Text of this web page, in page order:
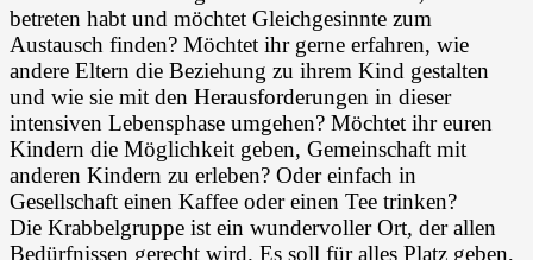
betreten habt und möchtet Gleichgesinnte zum
Austausch finden? Möchtet ihr gerne erfahren, wie
andere Eltern die Beziehung zu ihrem Kind gestalten
und wie sie mit den Herausforderungen in dieser
intensiven Lebensphase umgehen? Möchtet ihr euren
Kindern die Möglichkeit geben, Gemeinschaft mit
anderen Kindern zu erleben? Oder einfach in
Gesellschaft einen Kaffee oder einen Tee trinken?
Die Krabbelgruppe ist ein wundervoller Ort, der allen
Bedürfnissen gerecht wird. Es soll für alles Platz geben,